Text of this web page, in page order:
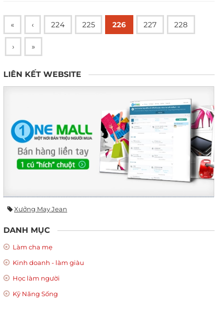
« ‹ 224 225 226 227 228
› »
LIÊN KẾT WEBSITE
Xưởng May Jean
DANH MỤC
Làm cha mẹ
Kinh doanh - làm giàu
Học làm người
Kỹ Năng Sống